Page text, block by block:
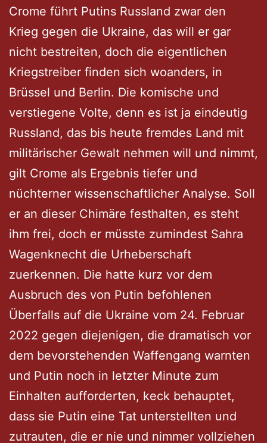
Crome führt Putins Russland zwar den
Krieg gegen die Ukraine, das will er gar
nicht bestreiten, doch die eigentlichen
Kriegstreiber finden sich woanders, in
Brüssel und Berlin. Die komische und
verstiegene Volte, denn es ist ja eindeutig
Russland, das bis heute fremdes Land mit
militärischer Gewalt nehmen will und nimmt,
gilt Crome als Ergebnis tiefer und
nüchterner wissenschaftlicher Analyse. Soll
er an dieser Chimäre festhalten, es steht
ihm frei, doch er müsste zumindest Sahra
Wagenknecht die Urheberschaft
zuerkennen. Die hatte kurz vor dem
Ausbruch des von Putin befohlenen
Überfalls auf die Ukraine vom 24. Februar
2022 gegen diejenigen, die dramatisch vor
dem bevorstehenden Waffengang warnten
und Putin noch in letzter Minute zum
Einhalten aufforderten, keck behauptet,
dass sie Putin eine Tat unterstellten und
zutrauten, die er nie und nimmer vollziehen